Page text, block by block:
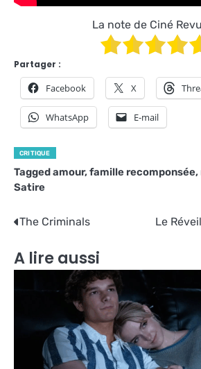
La note de Ciné
Partager :
Facebook X
WhatsApp E-mail
CRITIQUE
Taggedamour, famille recomponsée,
Satire
Navigation
de
l’article
The Criminals Le
A lire aussi